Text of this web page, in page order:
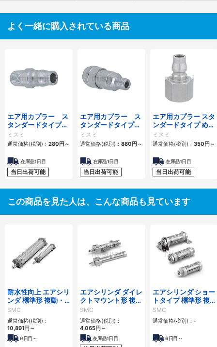
よく一緒に購入されている商品
エア用カプラー ス
タンダードタイプ
おねじプラグ
ミスミ
通常価格(税別)： 280 円 ～
在庫品1日目
当日出荷可能
エア用カプラー ス
タンダードタイプ
おねじソケット
ミスミ
通常価格(税別)： 880 円 ～
在庫品1日目
当日出荷可能
エア用カプラー スタ
ンダードタイプ めね
じプラグ
ミスミ
通常価格(税別)： 350 円 ～
在庫品1日目
当日出荷可能
この商品を見た人は、こんな商品も見ています
耐水性向上 エアシリ
ンダ 標準形 複動・
片ロッド CA2シリ
ーズ
SMC
通常価格(税別)：
10,891円 ～
9 日目～
エアシリンダ ダイレ
クトマウント形 複
動・片ロッド CJ2R
シリーズ
SMC
通常価格(税別)：
4,065円 ～
在庫品1日目
エアシリンダ ショー
トタイプ 標準形 複
動・片ロッド CM3
シリーズ
SMC
通常価格(税別)： -
6 日目～